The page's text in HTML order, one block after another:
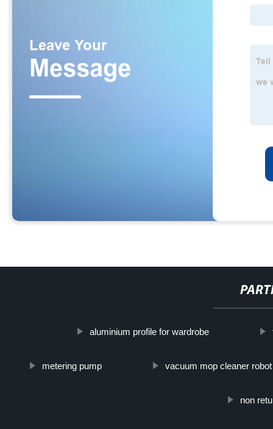
aluminium profile for wardrobe
metering pump vacuum mop cleaner robot
non